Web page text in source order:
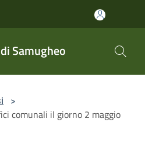
Samugheo
>
comunali il giorno 2 maggio